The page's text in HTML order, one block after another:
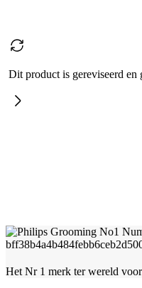
Dit product is gereviseerd en
Het Nr 1 merk ter wereld